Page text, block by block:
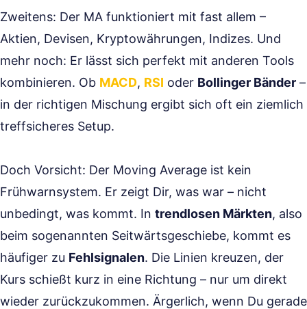
Zweitens: Der MA funktioniert mit fast allem –
Aktien, Devisen, Kryptowährungen, Indizes. Und
mehr noch: Er lässt sich perfekt mit anderen Tools
kombinieren. Ob MACD, RSI oder Bollinger Bänder –
in der richtigen Mischung ergibt sich oft ein ziemlich
treffsicheres Setup.
Doch Vorsicht: Der Moving Average ist kein
Frühwarnsystem. Er zeigt Dir, was war – nicht
unbedingt, was kommt. In trendlosen Märkten, also
beim sogenannten Seitwärtsgeschiebe, kommt es
häufiger zu Fehlsignalen. Die Linien kreuzen, der
Kurs schießt kurz in eine Richtung – nur um direkt
wieder zurückzukommen. Ärgerlich, wenn Du gerade